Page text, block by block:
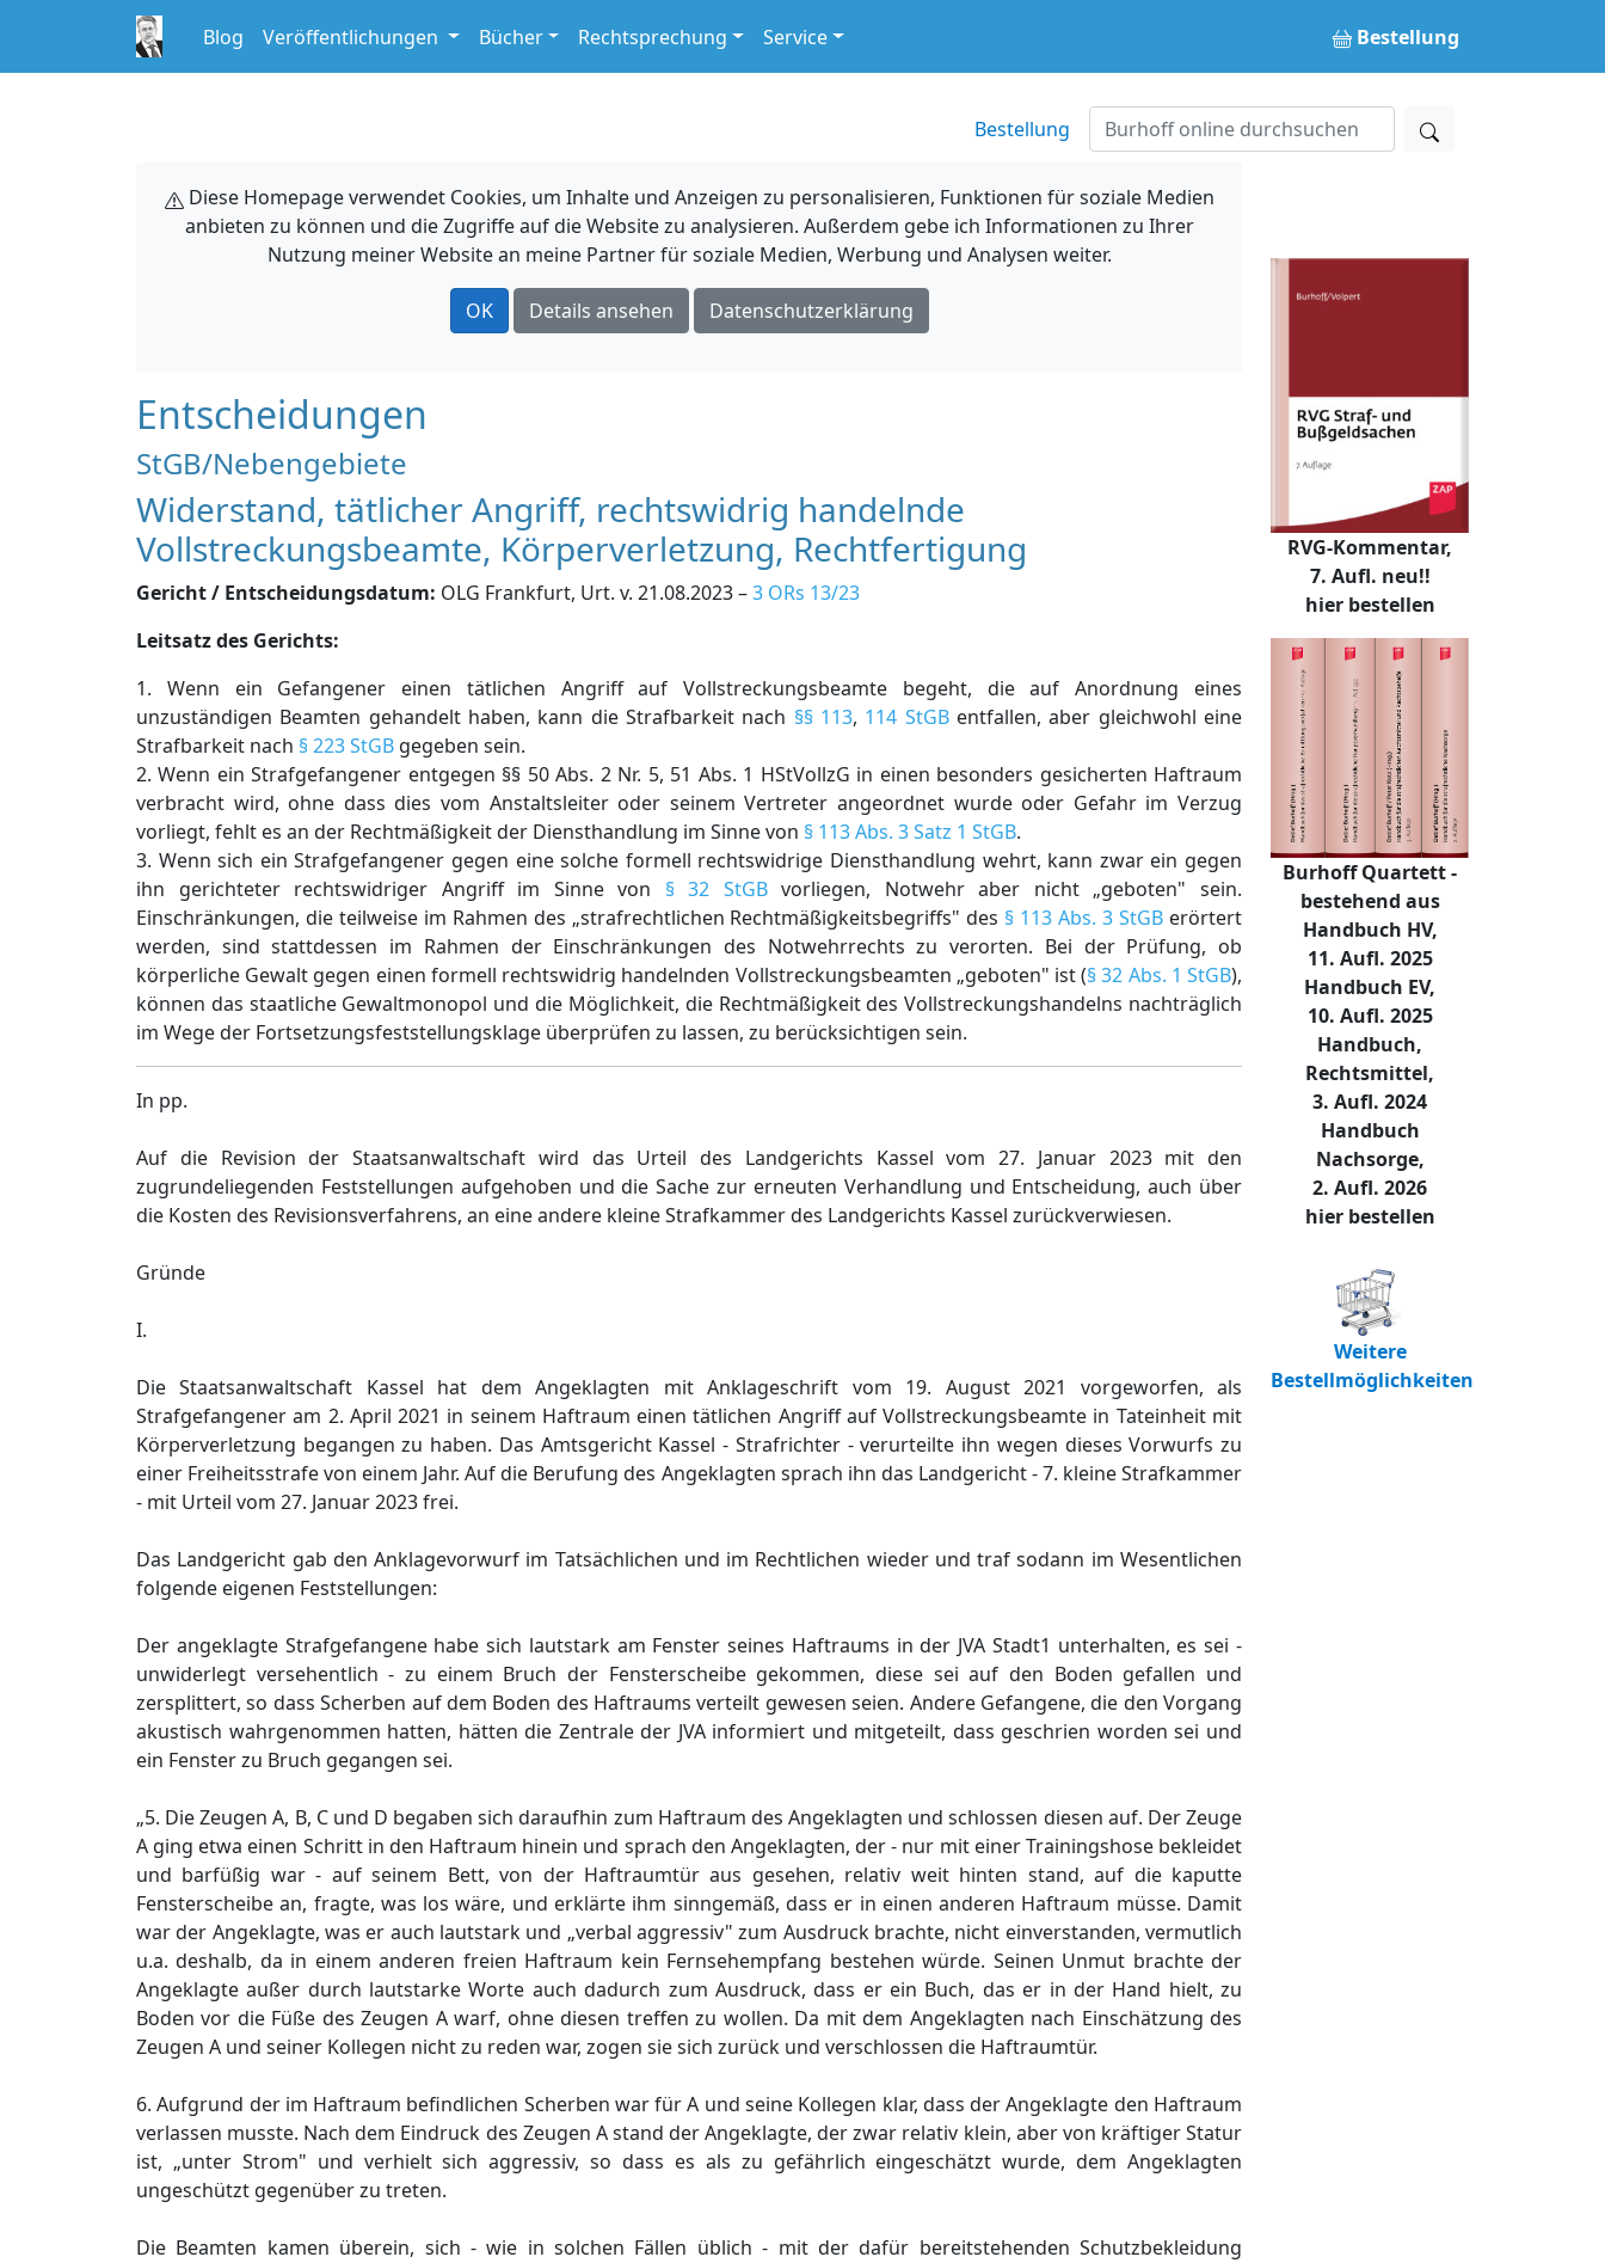
Blog Veröffentlichungen Bücher Rechtsprechung Service Bestellung
Bestellung
Diese Homepage verwendet Cookies, um Inhalte und Anzeigen zu personalisieren, Funktionen für soziale Medien
anbieten zu können und die Zugriffe auf die Website zu analysieren. Außerdem gebe ich Informationen zu Ihrer
Nutzung meiner Website an meine Partner für soziale Medien, Werbung und Analysen weiter.
OK Details ansehen Datenschutzerklärung
Entscheidungen
StGB/Nebengebiete
Widerstand, tätlicher Angriff, rechtswidrig handelnde
Vollstreckungsbeamte, Körperverletzung, Rechtfertigung
Gericht / Entscheidungsdatum: OLG Frankfurt, Urt. v. 21.08.2023 –3 ORs 13/23
Leitsatz des Gerichts:
1. Wenn ein Gefangener einen tätlichen Angriff auf Vollstreckungsbeamte begeht, die auf Anordnung eines
unzuständigen Beamten gehandelt haben, kann die Strafbarkeit nach §§ 113, 114 StGBentfallen, aber gleichwohl eine
Strafbarkeit nach § 223 StGB gegeben sein.
2. Wenn ein Strafgefangener entgegen §§ 50 Abs. 2 Nr. 5, 51 Abs. 1 HStVollzG in einen besonders gesicherten Haftraum
verbracht wird, ohne dass dies vom Anstaltsleiter oder seinem Vertreter angeordnet wurde oder Gefahr im Verzug
vorliegt, fehlt es an der Rechtmäßigkeit der Diensthandlung im Sinne von § 113 Abs. 3 Satz 1 StGB.
3. Wenn sich ein Strafgefangener gegen eine solche formell rechtswidrige Diensthandlung wehrt, kann zwar ein gegen
ihn gerichteter rechtswidriger Angriff im Sinne von § 32 StGBvorliegen, Notwehr aber nicht „geboten" sein.
Einschränkungen, die teilweise im Rahmen des „strafrechtlichen Rechtmäßigkeitsbegriffs" des § 113 Abs. 3 StGB erörtert
werden, sind stattdessen im Rahmen der Einschränkungen des Notwehrrechts zu verorten. Bei der Prüfung, ob
körperliche Gewalt gegen einen formell rechtswidrig handelnden Vollstreckungsbeamten „geboten" ist (§ 32 Abs. 1 StGB),
können das staatliche Gewaltmonopol und die Möglichkeit, die Rechtmäßigkeit des Vollstreckungshandelns nachträglich
im Wege der Fortsetzungsfeststellungsklage überprüfen zu lassen, zu berücksichtigen sein.
In pp.
Auf die Revision der Staatsanwaltschaft wird das Urteil des Landgerichts Kassel vom 27. Januar 2023 mit den
zugrundeliegenden Feststellungen aufgehoben und die Sache zur erneuten Verhandlung und Entscheidung, auch über
die Kosten des Revisionsverfahrens, an eine andere kleine Strafkammer des Landgerichts Kassel zurückverwiesen.
Gründe
I.
Die Staatsanwaltschaft Kassel hat dem Angeklagten mit Anklageschrift vom 19. August 2021 vorgeworfen, als
Strafgefangener am 2. April 2021 in seinem Haftraum einen tätlichen Angriff auf Vollstreckungsbeamte in Tateinheit mit
Körperverletzung begangen zu haben. Das Amtsgericht Kassel - Strafrichter - verurteilte ihn wegen dieses Vorwurfs zu
einer Freiheitsstrafe von einem Jahr. Auf die Berufung des Angeklagten sprach ihn das Landgericht - 7. kleine Strafkammer
- mit Urteil vom 27. Januar 2023 frei.
Das Landgericht gab den Anklagevorwurf im Tatsächlichen und im Rechtlichen wieder und traf sodann im Wesentlichen
folgende eigenen Feststellungen:
Der angeklagte Strafgefangene habe sich lautstark am Fenster seines Haftraums in der JVA Stadt1 unterhalten, es sei -
unwiderlegt versehentlich - zu einem Bruch der Fensterscheibe gekommen, diese sei auf den Boden gefallen und
zersplittert, so dass Scherben auf dem Boden des Haftraums verteilt gewesen seien. Andere Gefangene, die den Vorgang
akustisch wahrgenommen hatten, hätten die Zentrale der JVA informiert und mitgeteilt, dass geschrien worden sei und
ein Fenster zu Bruch gegangen sei.
„5. Die Zeugen A, B, C und D begaben sich daraufhin zum Haftraum des Angeklagten und schlossen diesen auf. Der Zeuge
A ging etwa einen Schritt in den Haftraum hinein und sprach den Angeklagten, der - nur mit einer Trainingshose bekleidet
und barfüßig war - auf seinem Bett, von der Haftraumtür aus gesehen, relativ weit hinten stand, auf die kaputte
Fensterscheibe an, fragte, was los wäre, und erklärte ihm sinngemäß, dass er in einen anderen Haftraum müsse. Damit
war der Angeklagte, was er auch lautstark und „verbal aggressiv" zum Ausdruck brachte, nicht einverstanden, vermutlich
u.a. deshalb, da in einem anderen freien Haftraum kein Fernsehempfang bestehen würde. Seinen Unmut brachte der
Angeklagte außer durch lautstarke Worte auch dadurch zum Ausdruck, dass er ein Buch, das er in der Hand hielt, zu
Boden vor die Füße des Zeugen A warf, ohne diesen treffen zu wollen. Da mit dem Angeklagten nach Einschätzung des
Zeugen A und seiner Kollegen nicht zu reden war, zogen sie sich zurück und verschlossen die Haftraumtür.
6. Aufgrund der im Haftraum befindlichen Scherben war für A und seine Kollegen klar, dass der Angeklagte den Haftraum
verlassen musste. Nach dem Eindruck des Zeugen A stand der Angeklagte, der zwar relativ klein, aber von kräftiger Statur
ist, „unter Strom" und verhielt sich aggressiv, so dass es als zu gefährlich eingeschätzt wurde, dem Angeklagten
ungeschützt gegenüber zu treten.
Die Beamten kamen überein, sich - wie in solchen Fällen üblich - mit der dafür bereitstehenden Schutzbekleidung
RVG-Kommentar,
7. Aufl. neu!!
hier bestellen
Burhoff Quartett -
bestehend aus
Handbuch HV,
11. Aufl. 2025
Handbuch EV,
10. Aufl. 2025
Handbuch,
Rechtsmittel,
3. Aufl. 2024
Handbuch
Nachsorge,
2. Aufl. 2026
hier bestellen
Weitere
Bestellmöglichkeiten